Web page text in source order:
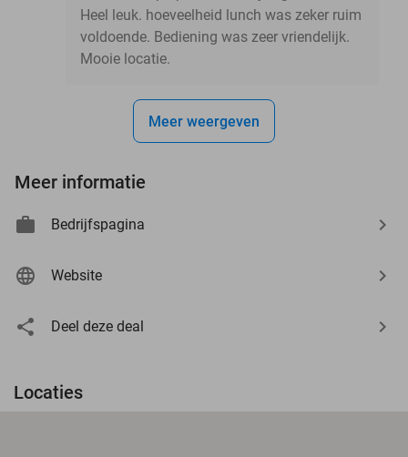
Heel leuk. hoeveelheid lunch was zeker ruim
voldoende. Bediening was zeer vriendelijk.
Mooie locatie.
Meer weergeven
Meer informatie
Bedrijfspagina
Website
Deel deze deal
Locaties